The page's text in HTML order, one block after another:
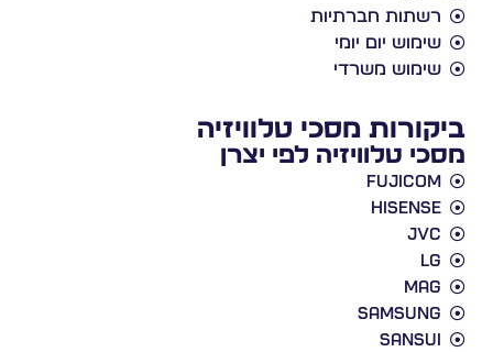
רשתות חברתיות
שימוש יום יומי
שימוש משרדי
ביקורות מסכי טלוויזיה
מסכי טלוויזיה לפי יצרן
Fujicom
Hisense
JVC
LG
Mag
Samsung
Sansui